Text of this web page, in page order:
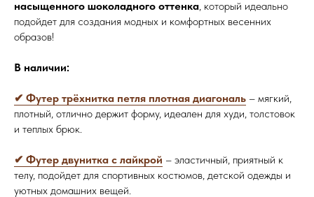
насыщенного шоколадного оттенка, который идеально
подойдет для создания модных и комфортных весенних
образов!
В наличии:
✔ Футер трёхнитка петля плотная диагональ – мягкий,
плотный, отлично держит форму, идеален для худи, толстовок
и теплых брюк.
✔ Футер двунитка с лайкрой – эластичный, приятный к
телу, подойдет для спортивных костюмов, детской одежды и
уютных домашних вещей.